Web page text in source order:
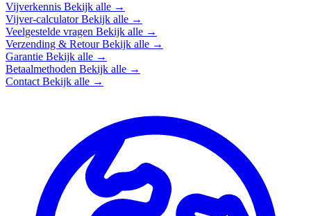
Vijverkennis Bekijk alle →
Vijver-calculatorBekijk alle →
Veelgestelde vragen Bekijk alle →
Verzending & RetourBekijk alle →
Garantie Bekijk alle →
Betaalmethoden Bekijk alle →
Contact Bekijk alle →